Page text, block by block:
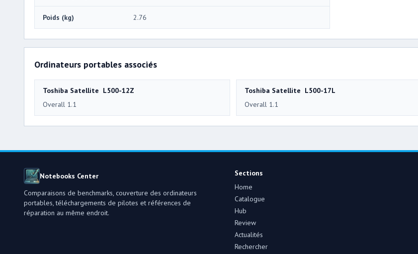
Poids (kg) 2.76
Ordinateurs portables associés
Toshiba Satellite L500-12Z
Overall 1.1
Toshiba Satellite L500-17L
Overall 1.1
Notebooks Center
Comparaisons de benchmarks, couverture des ordinateurs
portables, téléchargements de pilotes et références de
réparation au même endroit.
Sections
Home
Catalogue
Hub
Review
Actualités
Rechercher